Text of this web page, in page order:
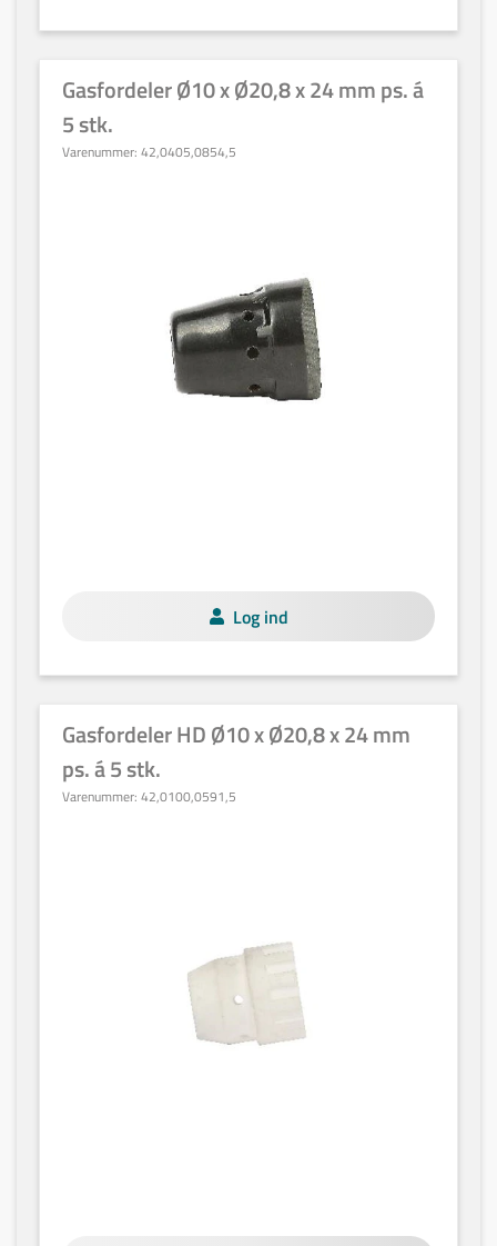
Gasfordeler Ø10 x Ø20,8 x 24 mm ps. á
5 stk.
Varenummer: 42,0405,0854,5
Log ind
Gasfordeler HD Ø10 x Ø20,8 x 24 mm
ps. á 5 stk.
Varenummer: 42,0100,0591,5